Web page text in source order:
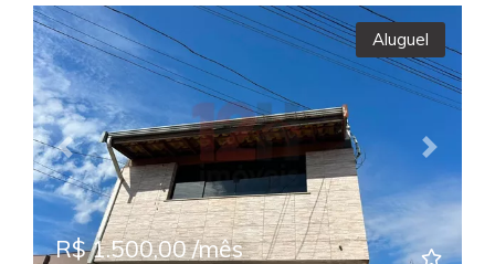
Previous Next
Aluguel
R$ 1.500,00 /mês